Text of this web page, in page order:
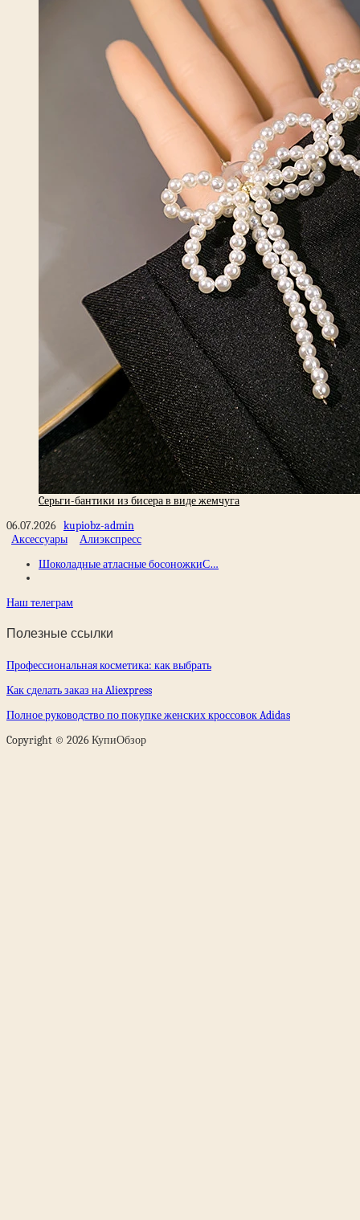
Cерьги-бантики из бисера в виде жемчуга
06.07.2026 kupiobz-admin
Аксессуары
Алиэкспресс
Шоколадные атласные босоножкиС…
Наш телеграм
Полезные ссылки
Профессиональная косметика: как выбрать
Как сделать заказ на Aliexpress
Полное руководство по покупке женских кроссовок Adidas
Copyright © 2026 КупиОбзор